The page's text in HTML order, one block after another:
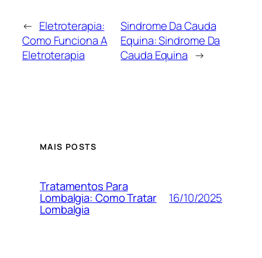
← Eletroterapia:
Como Funciona A
Eletroterapia
Sindrome Da Cauda
Equina: Sindrome Da
Cauda Equina →
MAIS POSTS
Tratamentos Para
Lombalgia: Como Tratar
Lombalgia
16/10/2025